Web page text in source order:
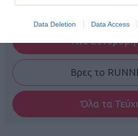
Data Deletion Data Access
Γίνε
Βρες το
Όλα τα